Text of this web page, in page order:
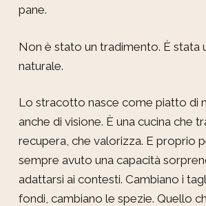
pane.
Non è stato un tradimento. È stata
naturale.
Lo stracotto nasce come piatto di
anche di visione. È una cucina che
recupera, che valorizza. E proprio
sempre avuto una capacità
adattarsi ai contesti. Cambiano i
fondi, cambiano le spezie. Quello